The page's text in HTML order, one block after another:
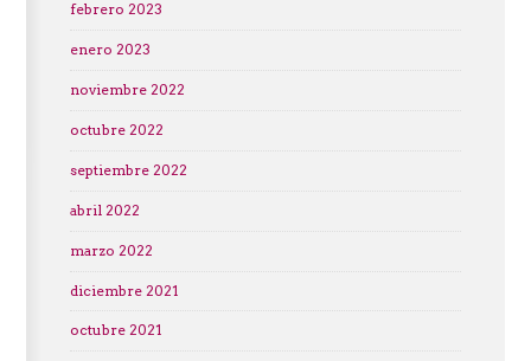
febrero 2023
enero 2023
noviembre 2022
octubre 2022
septiembre 2022
abril 2022
marzo 2022
diciembre 2021
octubre 2021